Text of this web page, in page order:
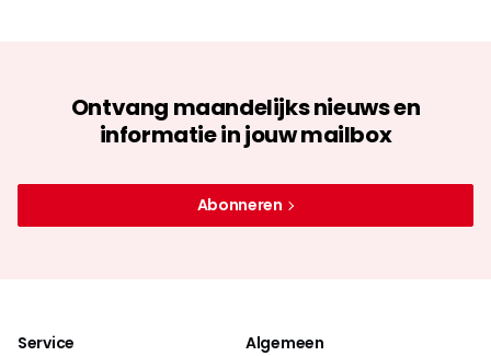
Ontvang maandelijks nieuws en
informatie in jouw mailbox
Abonneren
Service Algemeen